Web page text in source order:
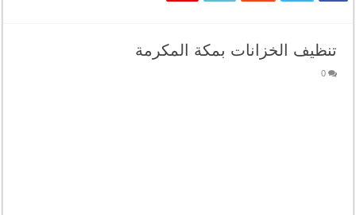
تنظيف الخزانات بمكة المكرمة
0